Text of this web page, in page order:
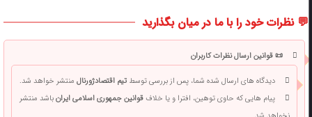
💬 نظرات خود را با ما در میان بگذارید
📜 قوانین ارسال نظرات کاربران
دیدگاه های ارسال شده شما، پس از بررسی توسطتیم اقتصادژورنالمنتشر خواهد شد.
پیام هایی که حاوی توهین، افترا و یا خلافقوانین جمهوری اسلامی ایرانباشد منتشر